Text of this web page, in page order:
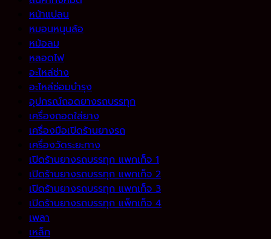
หน้าแปลน
หมอนหนุนล้อ
หม้อลม
หลอดไฟ
อะไหล่ช่าง
อะไหล่ซ่อมบำรุง
อุปกรณ์ถอดยางรถบรรทุก
เครื่องถอดใส่ยาง
เครื่องมือเปิดร้านยางรถ
เครื่องวัดระยะทาง
เปิดร้านยางรถบรรทุก แพกเก็จ 1
เปิดร้านยางรถบรรทุก แพกเก็จ 2
เปิดร้านยางรถบรรทุก แพกเก็จ 3
เปิดร้านยางรถบรรทุก แพ็กเก็จ 4
เพลา
เหล็ก